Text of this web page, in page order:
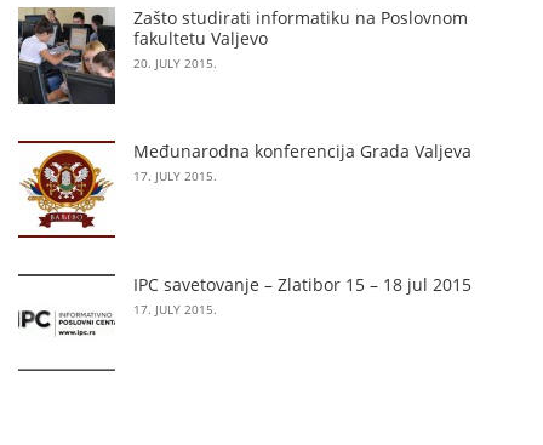
Zašto studirati informatiku na Poslovnom
fakultetu Valjevo
20. JULY 2015.
Međunarodna konferencija Grada Valjeva
17. JULY 2015.
IPC savetovanje – Zlatibor 15 – 18 jul 2015
17. JULY 2015.